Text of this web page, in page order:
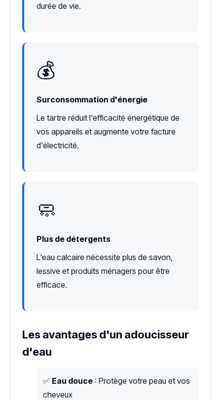
durée de vie.
💰
Surconsommation d'énergie
Le tartre réduit l'efficacité énergétique de
vos appareils et augmente votre facture
d'électricité.
🧼
Plus de détergents
L'eau calcaire nécessite plus de savon,
lessive et produits ménagers pour être
efficace.
Les avantages d'un adoucisseur
d'eau
✅ Eau douce : Protège votre peau et vos
cheveux